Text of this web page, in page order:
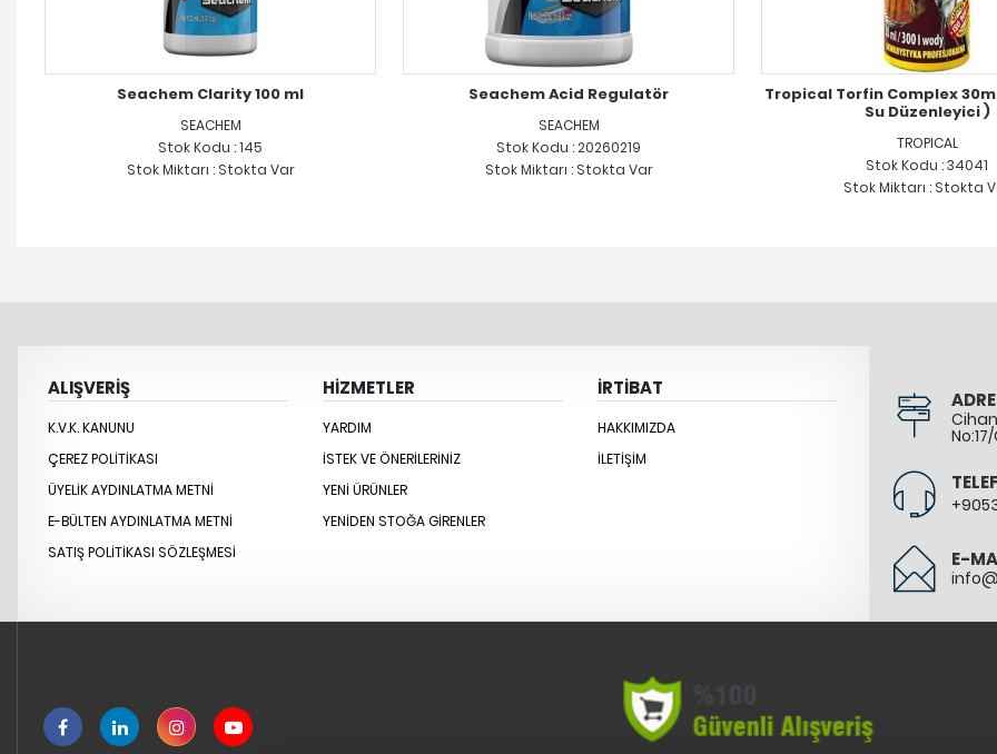
Seachem Clarity 100 ml
SEACHEM
Stok Kodu : 145
Stok Miktarı : Stokta Var
Seachem Acid Regulatör
SEACHEM
Stok Kodu : 20260219
Stok Miktarı : Stokta Var
Tropical Torfin Complex
Su Düzenleyici )
TROPICAL
Stok Kodu : 34041
Stok Miktarı : Stokta
ALIŞVERİŞ
K.V.K. KANUNU
ÇEREZ POLITIKASI
ÜYELIK AYDINLATMA METNI
E-BÜLTEN AYDINLATMA METNI
SATIŞ POLITIKASI SÖZLEŞMESI
HİZMETLER
YARDIM
İSTEK VE ÖNERILERINIZ
YENİ ÜRÜNLER
YENİDEN STOĞA GİRENLER
İRTİBAT
HAKKIMIZDA
İLETIŞIM
E-